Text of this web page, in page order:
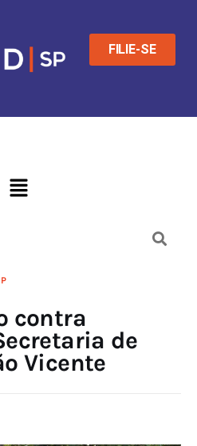
FILIE-SE
contra
de
Vicente